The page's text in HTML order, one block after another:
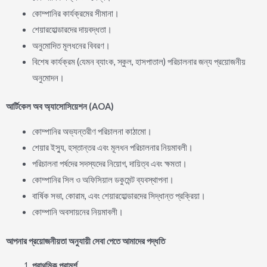
কোম্পানির কার্যক্রমের সীমানা।
শেয়ারহোল্ডারদের দায়বদ্ধতা।
অনুমোদিত মূলধনের বিবরণ।
বিশেষ কার্যক্রম (যেমন ব্যাংক, স্কুল, হাসপাতাল) পরিচালনার জন্য প্রয়োজনীয়
অনুমোদন।
আর্টিকেলঅবঅ্যাসোসিয়েশন(AOA)
কোম্পানির অভ্যন্তরীণ পরিচালনা কাঠামো।
শেয়ার ইস্যু, হস্তান্তর এবং মূলধন পরিচালনার নিয়মাবলী।
পরিচালনা পর্ষদের সদস্যদের নিয়োগ, দায়িত্ব এবং ক্ষমতা।
কোম্পানির সিল ও অফিসিয়াল ডকুমেন্ট ব্যবস্থাপনা।
বার্ষিক সভা, কোরাম, এবং শেয়ারহোল্ডারদের সিদ্ধান্ত প্রক্রিয়া।
কোম্পানি অবসায়নের নিয়মাবলী।
আপনারপ্রয়োজনীয়তাঅনুযায়ীসেবাপেতেআমাদেরপদ্ধতি